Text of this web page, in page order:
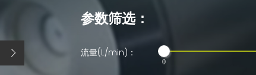
提交询价
参数筛选：
流量(L/min)：
0